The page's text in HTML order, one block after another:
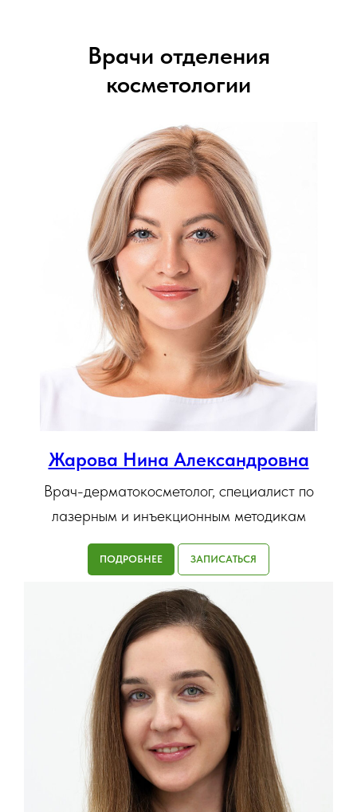
Врачи отделения
косметологии
Жарова Нина Александровна
Врач-дерматокосметолог, специалист по
лазерным и инъекционным методикам
ПОДРОБНЕЕ ЗАПИСАТЬСЯ